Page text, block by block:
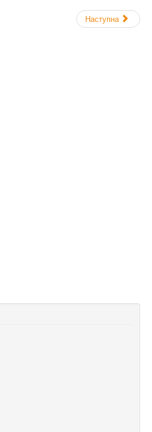
Наступна